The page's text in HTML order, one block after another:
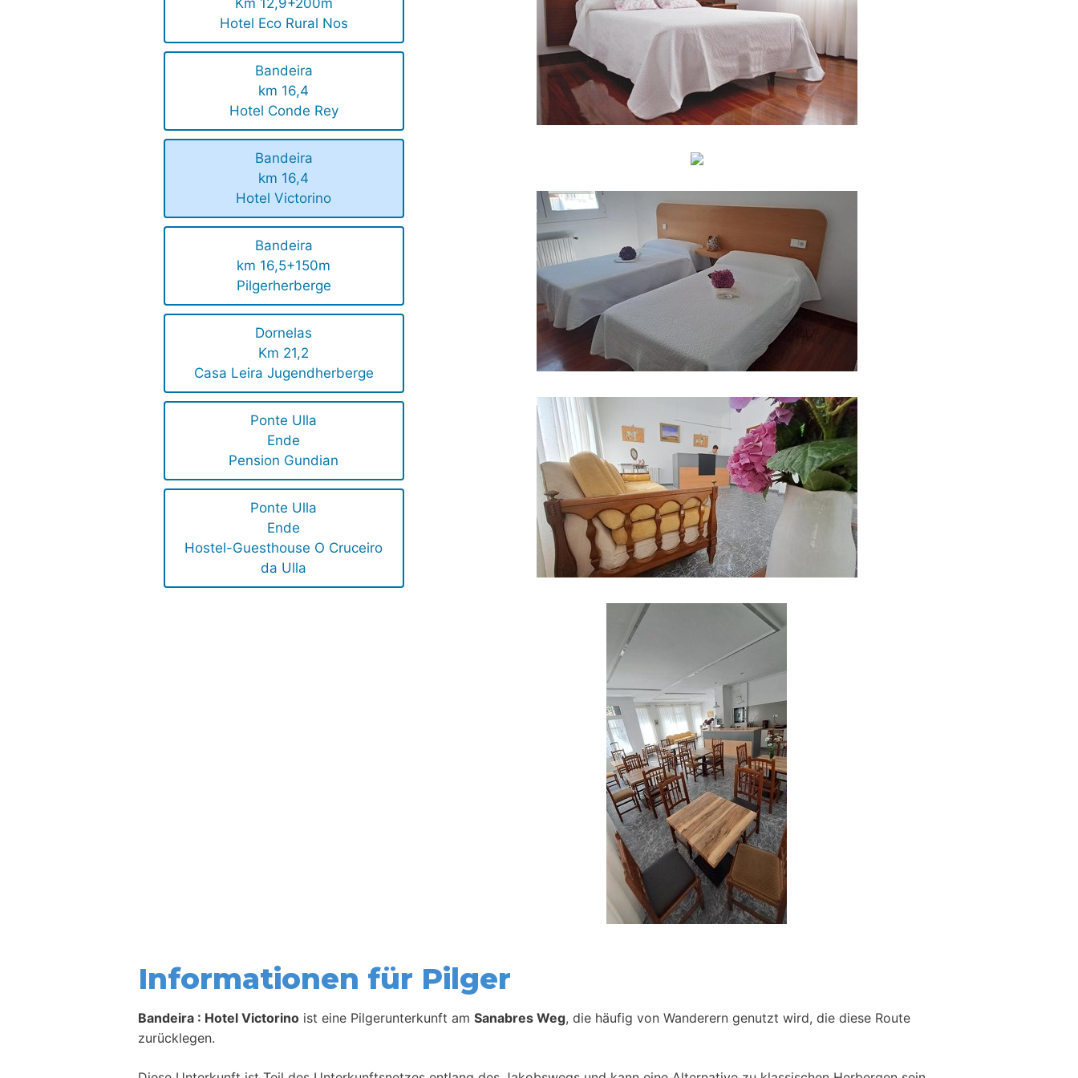
Km 12,9+200m
Hotel Eco Rural Nos
Bandeira
km 16,4
Hotel Conde Rey
Bandeira
km 16,4
Hotel Victorino
Bandeira
km 16,5+150m
Pilgerherberge
Dornelas
Km 21,2
Casa Leira Jugendherberge
Ponte Ulla
Ende
Pension Gundian
Ponte Ulla
Ende
Hostel-Guesthouse O Cruceiro
da Ulla
Informationen für Pilger
Bandeira : Hotel Victorino ist eine Pilgerunterkunft am Sanabres Weg, die häufig von Wanderern genutzt wird, die diese Route
zurücklegen.